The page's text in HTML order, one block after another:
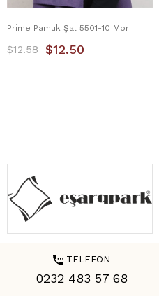
Prime Pamuk Şal 5501-10 Mor
$12.50
$12.58
TELEFON
0232 483 57 68